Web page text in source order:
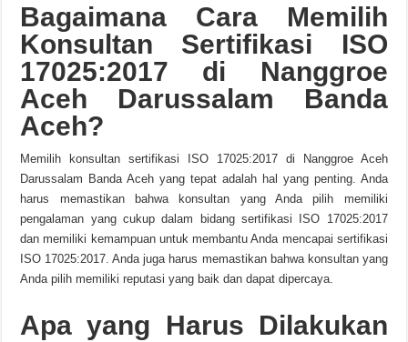
Bagaimana Cara Memilih
Konsultan Sertifikasi ISO
17025:2017 di Nanggroe
Aceh Darussalam Banda
Aceh?
Memilih konsultan sertifikasi ISO 17025:2017 di Nanggroe Aceh
Darussalam Banda Aceh yang tepat adalah hal yang penting. Anda
harus memastikan bahwa konsultan yang Anda pilih memiliki
pengalaman yang cukup dalam bidang sertifikasi ISO 17025:2017
dan memiliki kemampuan untuk membantu Anda mencapai sertifikasi
ISO 17025:2017. Anda juga harus memastikan bahwa konsultan yang
Anda pilih memiliki reputasi yang baik dan dapat dipercaya.
Apa yang Harus Dilakukan